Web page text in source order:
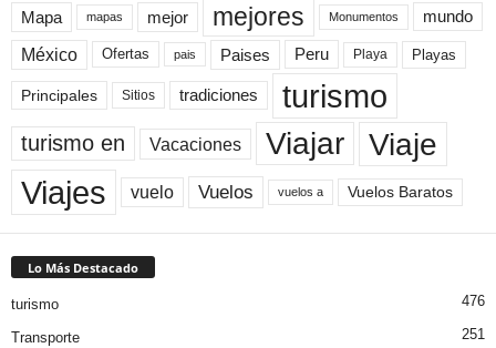
Mapa mapas mejor mejores Monumentos mundo
México Ofertas pais Paises Peru Playa Playas
Principales Sitios tradiciones turismo
turismo en Vacaciones Viajar Viaje
Viajes vuelo Vuelos vuelos a Vuelos Baratos
Lo Más Destacado
turismo 476
Transporte 251